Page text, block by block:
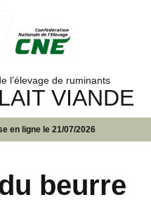
l’élevage de ruminants
VIANDE
en ligne le 21/07/2026
beurre